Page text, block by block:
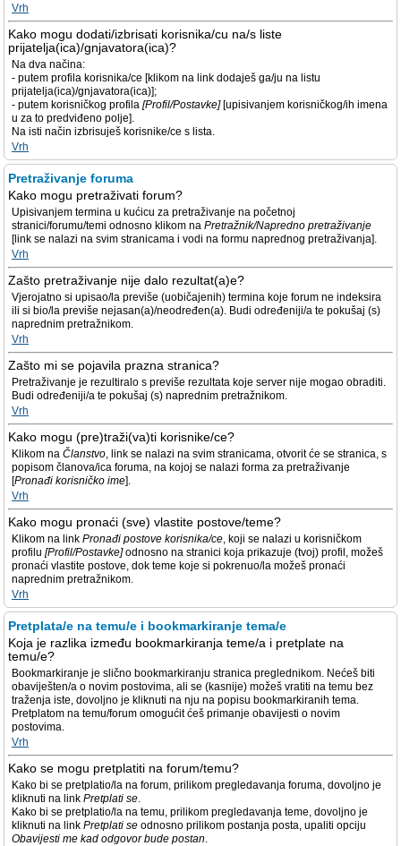
Vrh
Kako mogu dodati/izbrisati korisnika/cu na/s liste
prijatelja(ica)/gnjavatora(ica)?
Na dva načina:
- putem profila korisnika/ce [klikom na link dodaješ ga/ju na listu
prijatelja(ica)/gnjavatora(ica)];
- putem korisničkog profila [Profil/Postavke][upisivanjem korisničkog/ih imena
u za to predviđeno polje].
Na isti način izbrisuješ korisnike/ce s lista.
Vrh
Pretraživanje foruma
Kako mogu pretraživati forum?
Upisivanjem termina u kućicu za pretraživanje na početnoj
stranici/forumu/temi odnosno klikom na Pretražnik/Napredno pretraživanje
[link se nalazi na svim stranicama i vodi na formu naprednog pretraživanja].
Vrh
Zašto pretraživanje nije dalo rezultat(a)e?
Vjerojatno si upisao/la previše (uobičajenih) termina koje forum ne indeksira
ili si bio/la previše nejasan(a)/neodređen(a). Budi određeniji/a te pokušaj (s)
naprednim pretražnikom.
Vrh
Zašto mi se pojavila prazna stranica?
Pretraživanje je rezultiralo s previše rezultata koje server nije mogao obraditi.
Budi određeniji/a te pokušaj (s) naprednim pretražnikom.
Vrh
Kako mogu (pre)traži(va)ti korisnike/ce?
Klikom na Članstvo, link se nalazi na svim stranicama, otvorit će se stranica, s
popisom članova/ica foruma, na kojoj se nalazi forma za pretraživanje
[Pronađi korisničko ime].
Vrh
Kako mogu pronaći (sve) vlastite postove/teme?
Klikom na link Pronađi postove korisnika/ce, koji se nalazi u korisničkom
profilu [Profil/Postavke]odnosno na stranici koja prikazuje (tvoj) profil, možeš
pronaći vlastite postove, dok teme koje si pokrenuo/la možeš pronaći
naprednim pretražnikom.
Vrh
Pretplata/e na temu/e i bookmarkiranje tema/e
Koja je razlika između bookmarkiranja teme/a i pretplate na
temu/e?
Bookmarkiranje je slično bookmarkiranju stranica preglednikom. Nećeš biti
obaviješten/a o novim postovima, ali se (kasnije) možeš vratiti na temu bez
traženja iste, dovoljno je kliknuti na nju na popisu bookmarkiranih tema.
Pretplatom na temu/forum omogućit ćeš primanje obavijesti o novim
postovima.
Vrh
Kako se mogu pretplatiti na forum/temu?
Kako bi se pretplatio/la na forum, prilikom pregledavanja foruma, dovoljno je
kliknuti na link Pretplati se.
Kako bi se pretplatio/la na temu, prilikom pregledavanja teme, dovoljno je
kliknuti na link Pretplati se odnosno prilikom postanja posta, upaliti opciju
Obavijesti me kad odgovor bude postan.